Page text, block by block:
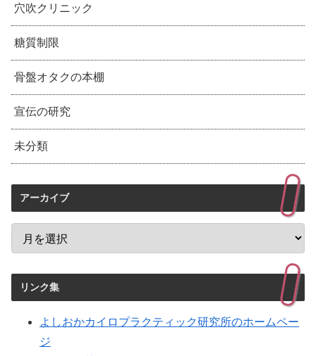
穴吹クリニック
糖質制限
骨盤オタクの本棚
宣伝の研究
未分類
アーカイブ
リンク集
よしおかカイロプラクティック研究所のホームペー
ジ